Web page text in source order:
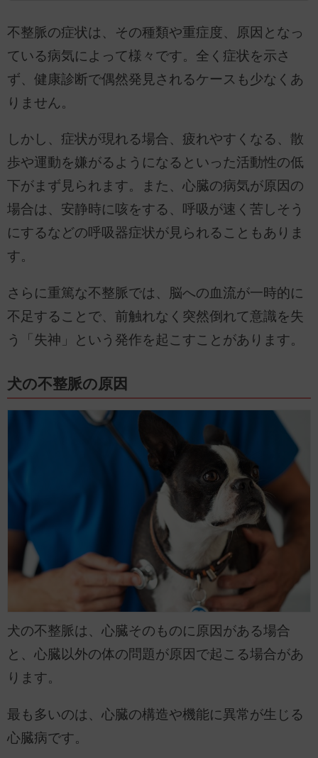
不整脈の症状は、その種類や重症度、原因となっ
ている病気によって様々です。全く症状を示さ
ず、健康診断で偶然発見されるケースも少なくあ
りません。
しかし、症状が現れる場合、疲れやすくなる、散
歩や運動を嫌がるようになるといった活動性の低
下がまず見られます。また、心臓の病気が原因の
場合は、安静時に咳をする、呼吸が速く苦しそう
にするなどの呼吸器症状が見られることもありま
す。
さらに重篤な不整脈では、脳への血流が一時的に
不足することで、前触れなく突然倒れて意識を失
う「失神」という発作を起こすことがあります。
犬の不整脈の原因
犬の不整脈は、心臓そのものに原因がある場合
と、心臓以外の体の問題が原因で起こる場合があ
ります。
最も多いのは、心臓の構造や機能に異常が生じる
心臓病です。